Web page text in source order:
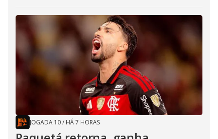
JOGADA 10/ HÁ 7 HORAS